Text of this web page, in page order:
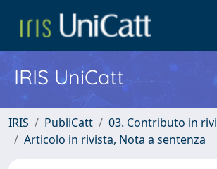
IRIS UniCatt
IRIS PubliCatt
03. Contributo in
Articolo in rivista, Nota a sentenza